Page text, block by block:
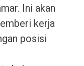
Ini akan
kerja
posisi